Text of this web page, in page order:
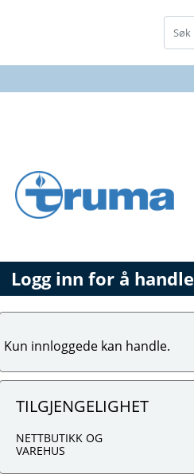
Logg inn for å handle
Kun innloggede kan handle.
TILGJENGELIGHET
NETTBUTIKK OG
VAREHUS